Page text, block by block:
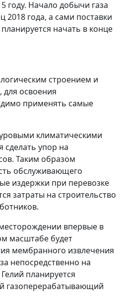
году. Начало добычи газа
2018 года, а сами поставки
начать в конце
строением и
освоения
применять самые
климатическими
сделать упор на
Таким образом
обслуживающего
издержки при перевозке
затраты на строительство
впервые в
масштабе будет
мембранного извлечения
непосредственно на
планируется
газоперерабатывающий